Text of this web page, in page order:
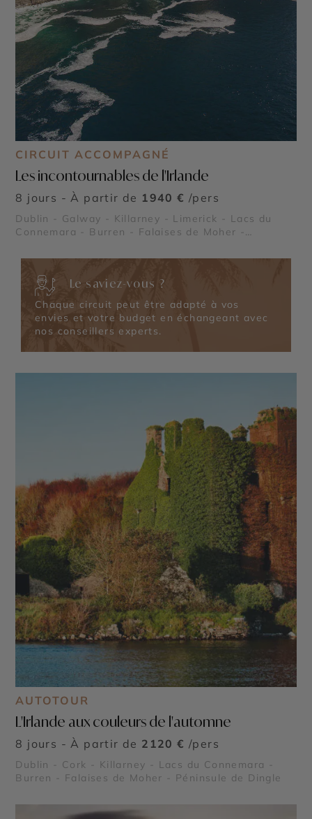
CIRCUIT ACCOMPAGNÉ
Les incontournables de l'Irlande
8 jours - À partir de 1940 € /pers
Dublin - Galway - Killarney - Limerick - Lacs du
Connemara - Burren - Falaises de Moher -
Le saviez-vous ?
Chaque circuit peut être adapté à vos
envies et votre budget en échangeant avec
nos conseillers experts.
AUTOTOUR
L'Irlande aux couleurs de l'automne
8 jours - À partir de 2120 € /pers
Dublin - Cork - Killarney - Lacs du Connemara -
Burren - Falaises de Moher - Péninsule de Dingle